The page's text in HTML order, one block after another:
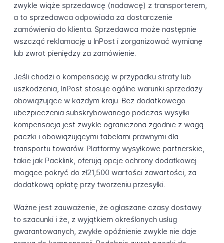
zwykle wiąże sprzedawcę (nadawcę) z transporterem,
a to sprzedawca odpowiada za dostarczenie
zamówienia do klienta. Sprzedawca może następnie
wszcząć reklamację u InPost i zorganizować wymianę
lub zwrot pieniędzy za zamówienie.
Jeśli chodzi o kompensację w przypadku straty lub
uszkodzenia, InPost stosuje ogólne warunki sprzedaży
obowiązujące w każdym kraju. Bez dodatkowego
ubezpieczenia subskrybowanego podczas wysyłki
kompensacja jest zwykle ograniczona zgodnie z wagą
paczki i obowiązującymi tabelami prawnymi dla
transportu towarów. Platformy wysyłkowe partnerskie,
takie jak Packlink, oferują opcje ochrony dodatkowej
mogące pokryć do zł21,500 wartości zawartości, za
dodatkową opłatę przy tworzeniu przesyłki.
Ważne jest zauważenie, że ogłaszane czasy dostawy
to szacunki i że, z wyjątkiem określonych usług
gwarantowanych, zwykłe opóźnienie zwykle nie daje